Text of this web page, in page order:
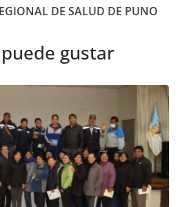
DE SALUD DE PUNO
gustar